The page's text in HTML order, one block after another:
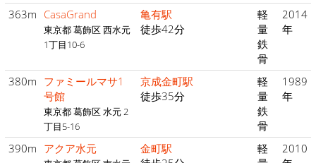
363m CasaGrand
東京都 葛飾区 西水元
1丁目10-6
亀有駅
徒歩42分
軽
量
鉄
骨
2014
年
380m ファミールマサ1
号館
東京都 葛飾区 水元 2
丁目5-16
京成金町駅
徒歩35分
軽
量
鉄
骨
1989
年
390m アクア水元
金町駅
軽
2010